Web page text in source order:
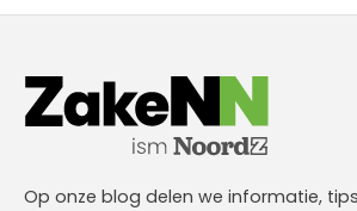
Op onze blog delen we informatie,